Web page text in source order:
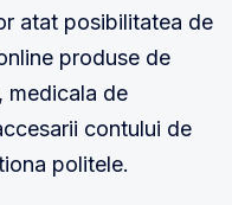
atat posibilitatea de
produse de
medicala de
contului de
politele.